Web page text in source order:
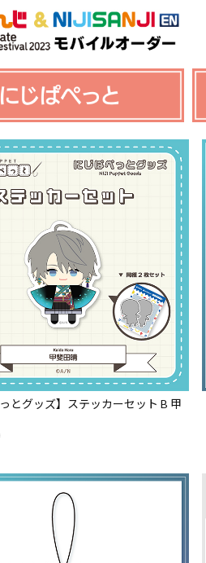
っとグッズ】ステッカーセット B 甲